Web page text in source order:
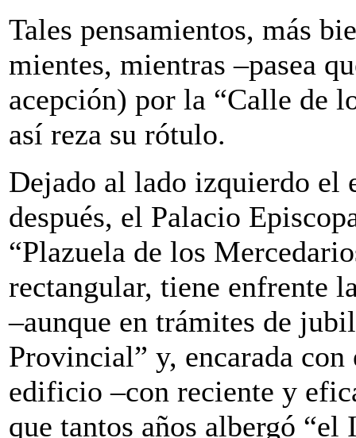
Tales pensamientos, más
mientes, mientras –pasea
acepción) por la “Calle de
así reza su rótulo.
Dejado al lado izquierdo el
después, el Palacio
“Plazuela de los
rectangular, tiene enfrente
–aunque en trámites de
Provincial” y, encarada
edificio –con reciente y
que tantos años albergó